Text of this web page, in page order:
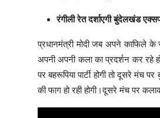
रंगीली रेत दर्शाएगी बुंदेलखंड
प्रधानमंत्री मोदी जब अपने
अपनी अपनी कला का प्रदर्शन कर रहे
पर बहरूपिया पार्टी होगी तो दूसरे मंच
की फाग हो रही होगी।दूसरे मंच पर